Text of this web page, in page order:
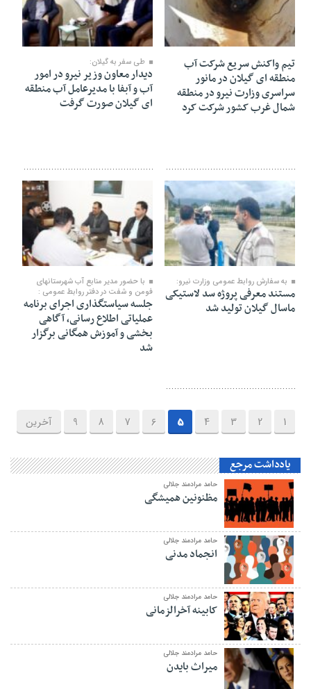
۲۲ مهر ۱۴۰۴
تیم واکنش سریع شرکت آب
منطقه ای گیلان در مانور
سراسری وزارت نیرو در منطقه
شمال غرب کشور شرکت کرد
۲۱ مهر ۱۴۰۴
طی سفر به گیلان:
دیدار معاون وزیر نیرو در امور
آب و آبفا با مدیرعامل آب منطقه
ای گیلان صورت گرفت
۱۴ مهر ۱۴۰۴
به سفارش روابط عمومی وزارت نیرو:
مستند معرفی پروژه سد لاستیکی
ماسال گیلان تولید شد
۱۲ مهر ۱۴۰۴
با حضور مدیر منابع آب شهرستانهای
فومن و شفت در دفتر روابط عمومی :
جلسه سیاستگذاری اجرای برنامه
عملیاتی اطلاع رسانی، آگاهی
بخشی و آموزش همگانی برگزار
شد
1
2
3
4
5
6
7
8
9 آخرین
یادداشت مرجع
حامد مرادمند جلالی
مظنونین همیشگی
حامد مرادمند جلالی
انجماد مدنی
حامد مرادمند جلالی
کابینه آخرالزمانی
حامد مرادمند جلالی
میراث بایدن